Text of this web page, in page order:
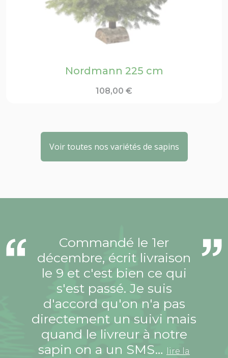
Nordmann 225 cm
108,00 €
Voir toutes nos variétés de sapins
Commandé le 1er
décembre, écrit livraison
le 9 et c'est bien ce qui
s'est passé. Je suis
d'accord qu'on n'a pas
directement un suivi mais
quand le livreur à notre
sapin on a un SMS…
lire la